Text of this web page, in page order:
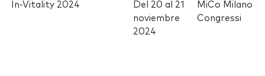
In-Vitality 2024 Del 20 al 21
noviembre
2024
MiCo Milano
Congressi